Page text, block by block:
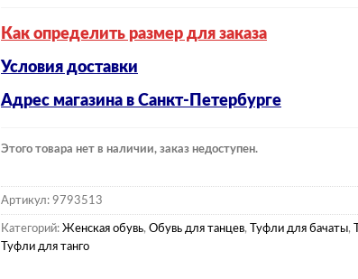
Как определить размер для заказа
Условия доставки
Адрес магазина в Санкт-Петербурге
Этого товара нет в наличии, заказ недоступен.
Артикул: 9793513
Категорий: Женская обувь, Обувь для танцев, Туфли для бачаты,
Туфли для танго